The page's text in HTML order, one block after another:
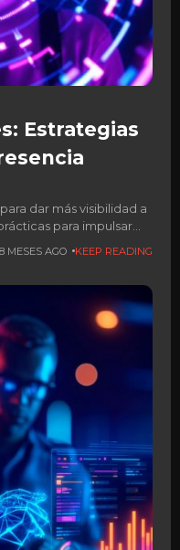
Estrategias
dar más visibilidad a
para impulsar
8 MESES AGO KEEP READING